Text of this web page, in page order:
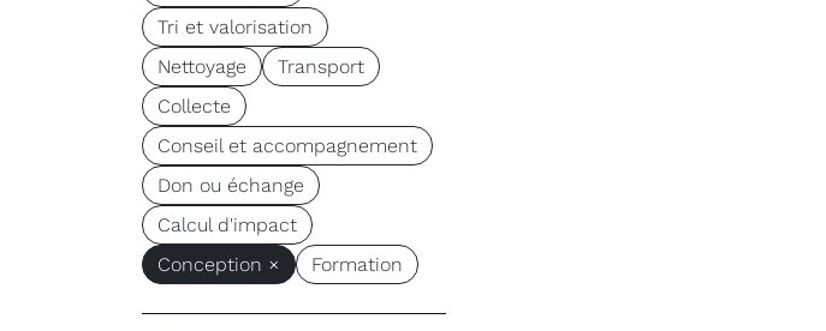
Tri et valorisation
Nettoyage
Transport
Collecte
Conseil et accompagnement
Don ou échange
Calcul d'impact
Conception ×
Formation